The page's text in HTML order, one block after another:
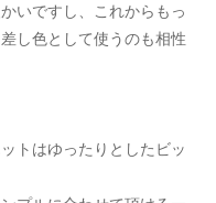
いですし、これからもっ
し色として使うのも相性
トはゆったりとしたビッ